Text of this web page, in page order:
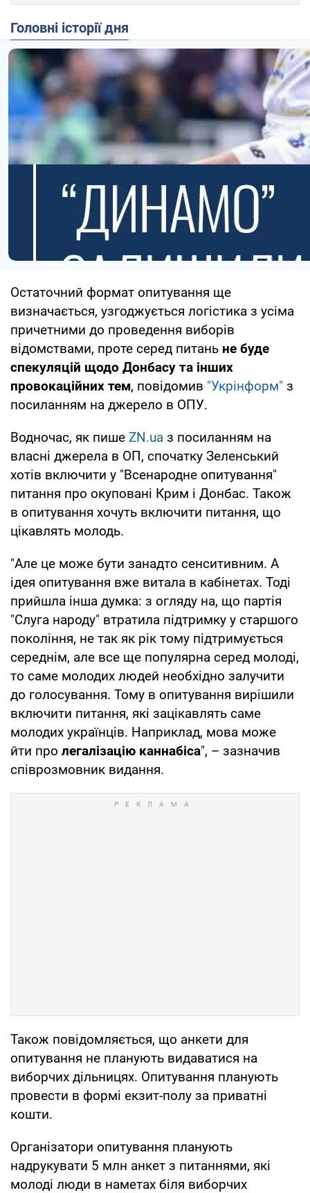
Головні історії дня
Остаточний формат опитування ще
визначається, узгоджується логістика з усіма
причетними до проведення виборів
відомствами, проте серед питань не буде
спекуляцій щодо Донбасу та інших
провокаційних тем, повідомив "Укрінформ" з
посиланням на джерело в ОПУ.
Водночас, як пише ZN.ua з посиланням на
власні джерела в ОП, спочатку Зеленський
хотів включити у "Всенародне опитування"
питання про окуповані Крим і Донбас. Також
в опитування хочуть включити питання, що
цікавлять молодь.
"Але це може бути занадто сенситивним. А
ідея опитування вже витала в кабінетах. Тоді
прийшла інша думка: з огляду на, що партія
"Слуга народу" втратила підтримку у старшого
покоління, не так як рік тому підтримується
середнім, але все ще популярна серед молоді,
то саме молодих людей необхідно залучити
до голосування. Тому в опитування вирішили
включити питання, які зацікавлять саме
молодих українців. Наприклад, мова може
йти про легалізацію каннабіса", – зазначив
співрозмовник видання.
Також повідомляється, що анкети для
опитування не планують видаватися на
виборчих дільницях. Опитування планують
провести в формі екзит-полу за приватні
кошти.
Організатори опитування планують
надрукувати 5 млн анкет з питаннями, які
молоді люди в наметах біля виборчих